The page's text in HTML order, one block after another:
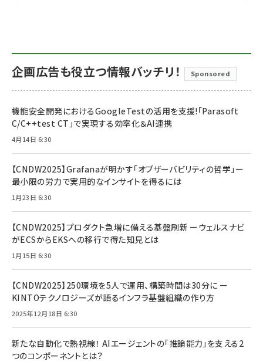
企画広告も役立つ情報バッチリ！ Sponsored
機能安全開発におけるGoogleTestの活用を支援!「Parasoft
C/C++test CT」で実現する効率化＆AI連携
4月14日 6:30
【CNDW2025】Grafanaが明かす「オブザーバビリティの哲学」ー
最小限の労力で実用的なインサイトを得るには
1月23日 6:30
【CNDW2025】プロダクト急増に備える基盤刷新 ーウェルスナビ
がECSからEKSへの移行で得た知見とは
1月15日 6:30
【CNDW2025】250環境を5人で運用、構築時間は30分に ー
KINTOテクノロジーズが語るインフラ基盤組織の作り方
2025年12月18日 6:30
新たな自動化で熱視線！ AIエージェントの「推論能力」を支える2
つのコンポーネントとは？